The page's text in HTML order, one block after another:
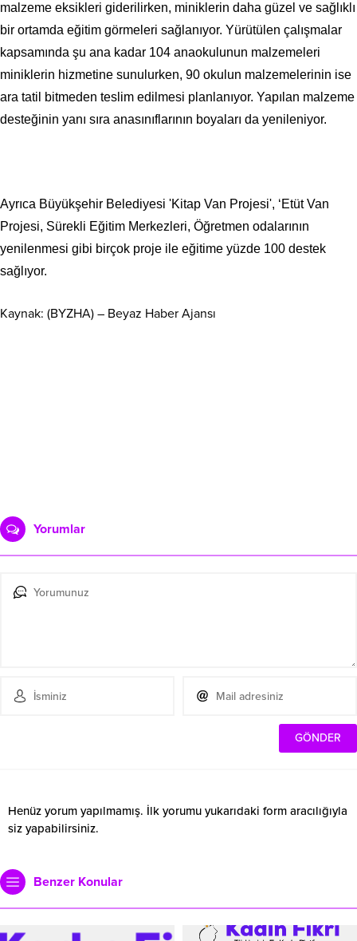
malzeme eksikleri giderilirken, miniklerin daha güzel ve sağlıklı
bir ortamda eğitim görmeleri sağlanıyor. Yürütülen çalışmalar
kapsamında şu ana kadar 104 anaokulunun malzemeleri
miniklerin hizmetine sunulurken, 90 okulun malzemelerinin ise
ara tatil bitmeden teslim edilmesi planlanıyor. Yapılan malzeme
desteğinin yanı sıra anasınıflarının boyaları da yenileniyor.
Ayrıca Büyükşehir Belediyesi 'Kitap Van Projesi', ‘Etüt Van
Projesi, Sürekli Eğitim Merkezleri, Öğretmen odalarının
yenilenmesi gibi birçok proje ile eğitime yüzde 100 destek
sağlıyor.
Kaynak: (BYZHA) – Beyaz Haber Ajansı
Yorumlar
Henüz yorum yapılmamış. İlk yorumu yukarıdaki form aracılığıyla
siz yapabilirsiniz.
Benzer Konular